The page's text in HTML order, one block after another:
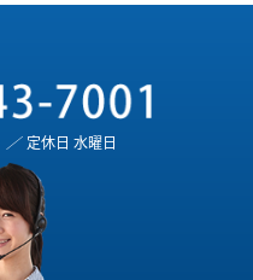
／ 定休日 水曜日